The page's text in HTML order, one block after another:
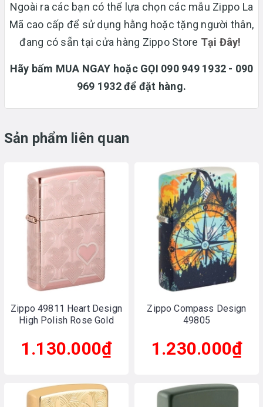
Ngoài ra các bạn có thể lựa chọn các mẫu Zippo La
Mã cao cấp để sử dụng hằng hoặc tặng người thân,
đang có sẵn tại cửa hàng Zippo Store Tại Đây!
Hãy bấm MUA NGAY hoặc GỌI 090 949 1932 - 090
969 1932 để đặt hàng.
Sản phẩm liên quan
Zippo 49811 Heart Design
High Polish Rose Gold
1.130.000₫
Zippo Compass Design
49805
1.230.000₫